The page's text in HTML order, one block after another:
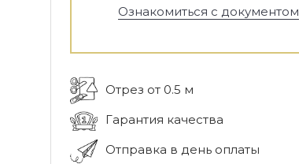
Ознакомиться с документом
Отрез от 0.5 м
Гарантия качества
Отправка в день оплаты